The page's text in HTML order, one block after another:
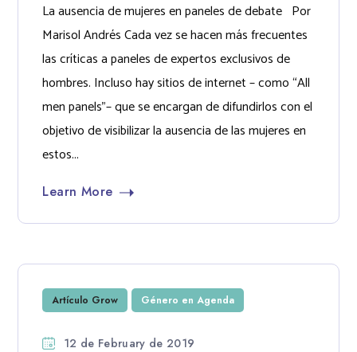
La ausencia de mujeres en paneles de debate Por
Marisol Andrés Cada vez se hacen más frecuentes
las críticas a paneles de expertos exclusivos de
hombres. Incluso hay sitios de internet – como “All
men panels”– que se encargan de difundirlos con el
objetivo de visibilizar la ausencia de las mujeres en
estos...
Learn More
Artículo Grow Género en Agenda
12 de February de 2019